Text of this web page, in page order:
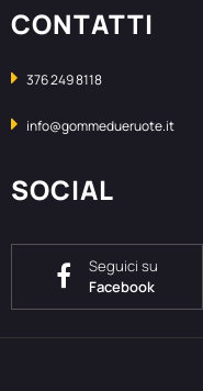
CONTATTI
376 249 8118
info@gommedueruote.it
SOCIAL
Seguici su
Facebook